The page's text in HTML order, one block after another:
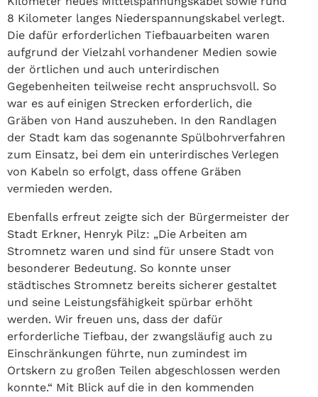
8 Kilometer langes Niederspannungskabel verlegt.
Die dafür erforderlichen Tiefbauarbeiten waren
aufgrund der Vielzahl vorhandener Medien sowie
der örtlichen und auch unterirdischen
Gegebenheiten teilweise recht anspruchsvoll. So
war es auf einigen Strecken erforderlich, die
Gräben von Hand auszuheben. In den Randlagen
der Stadt kam das sogenannte Spülbohrverfahren
zum Einsatz, bei dem ein unterirdisches Verlegen
von Kabeln so erfolgt, dass offene Gräben
vermieden werden.
Ebenfalls erfreut zeigte sich der Bürgermeister der
Stadt Erkner, Henryk Pilz: „Die Arbeiten am
Stromnetz waren und sind für unsere Stadt von
besonderer Bedeutung. So konnte unser
städtisches Stromnetz bereits sicherer gestaltet
und seine Leistungsfähigkeit spürbar erhöht
werden. Wir freuen uns, dass der dafür
erforderliche Tiefbau, der zwangsläufig auch zu
Einschränkungen führte, nun zumindest im
Ortskern zu großen Teilen abgeschlossen werden
konnte.“ Mit Blick auf die in den kommenden